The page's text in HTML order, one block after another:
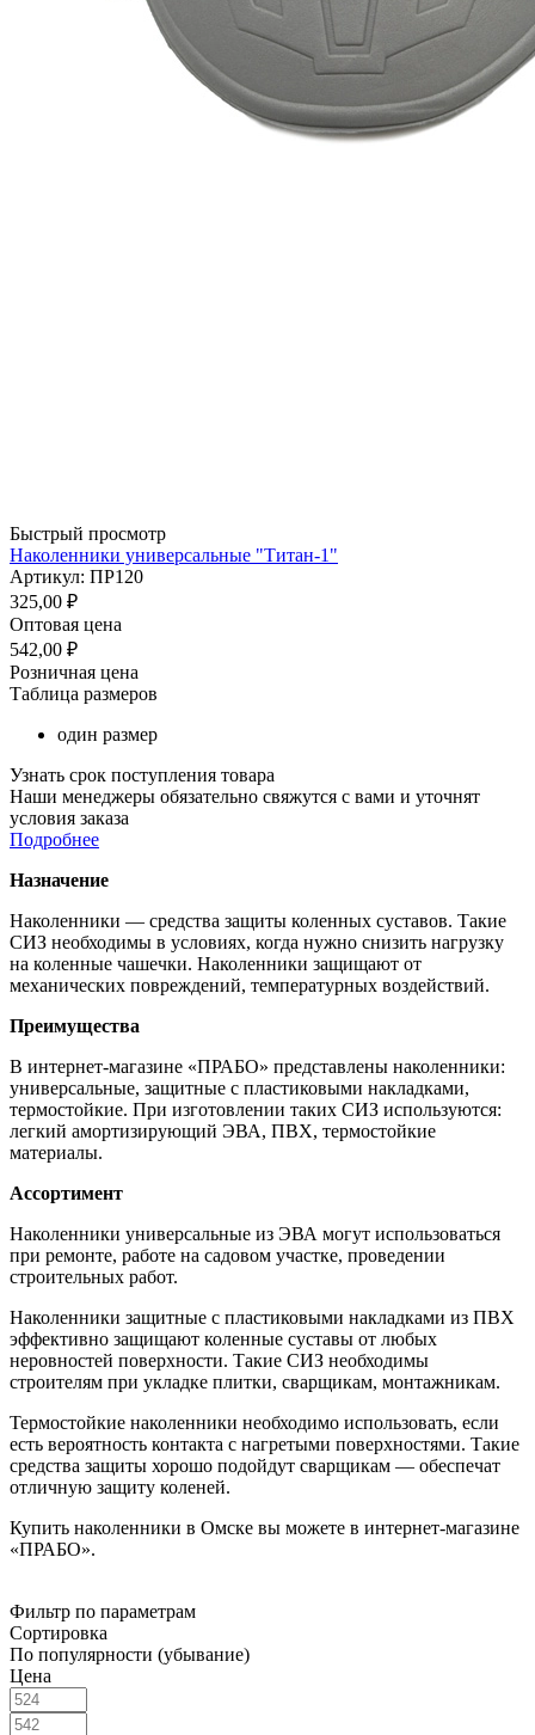
Быстрый просмотр
Наколенники универсальные "Титан-1"
Артикул: ПР120
325,00 ₽
Оптовая цена
542,00 ₽
Розничная цена
Таблица размеров
один размер
Узнать срок поступления товара
Наши менеджеры обязательно свяжутся с вами и уточнят
условия заказа
Подробнее
Назначение
Наколенники — средства защиты коленных суставов. Такие
СИЗ необходимы в условиях, когда нужно снизить нагрузку
на коленные чашечки. Наколенники защищают от
механических повреждений, температурных воздействий.
Преимущества
В интернет-магазине «ПРАБО» представлены наколенники:
универсальные, защитные с пластиковыми накладками,
термостойкие. При изготовлении таких СИЗ используются:
легкий амортизирующий ЭВА, ПВХ, термостойкие
материалы.
Ассортимент
Наколенники универсальные из ЭВА могут использоваться
при ремонте, работе на садовом участке, проведении
строительных работ.
Наколенники защитные с пластиковыми накладками из ПВХ
эффективно защищают коленные суставы от любых
неровностей поверхности. Такие СИЗ необходимы
строителям при укладке плитки, сварщикам, монтажникам.
Термостойкие наколенники необходимо использовать, если
есть вероятность контакта с нагретыми поверхностями. Такие
средства защиты хорошо подойдут сварщикам — обеспечат
отличную защиту коленей.
Купить наколенники в Омске вы можете в интернет-магазине
«ПРАБО».
Фильтр по параметрам
Сортировка
По популярности (убывание)
Цена